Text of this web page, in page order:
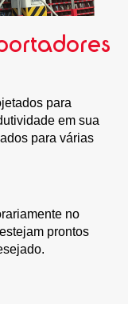
para
em sua
para várias
no
prontos